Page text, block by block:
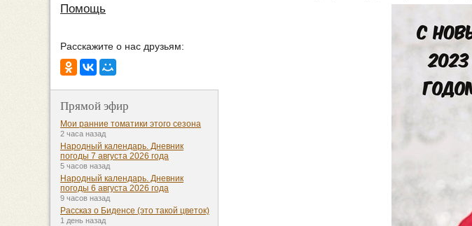
Помощь
Расскажите о нас друзьям:
Прямой эфир
Мои ранние томатики этого сезона
2 часа назад
Народный календарь. Дневник
погоды 7 августа 2026 года
5 часов назад
Народный календарь. Дневник
погоды 6 августа 2026 года
9 часов назад
Рассказ о Биденсе (это такой цветок)
1 день назад